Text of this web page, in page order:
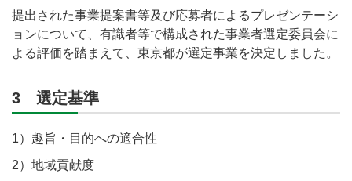
提出された事業提案書等及び応募者によるプレゼンテーシ
ョンについて、有識者等で構成された事業者選定委員会に
よる評価を踏まえて、東京都が選定事業を決定しました。
3 選定基準
1）趣旨・目的への適合性
2）地域貢献度